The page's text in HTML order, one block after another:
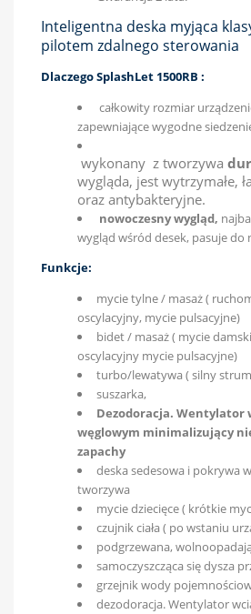
Inteligentna deska myjąca
pilotem zdalnego sterowania
Dlaczego SplashLet 1500RB :
całkowity rozmiar
zapewniające wygodne
wykonany z tworzywa
wygląda, jest wytrzymałe,
oraz antybakteryjne.
nowoczesny wygląd,
wygląd wśród desek, pasuje do
Funkcje:
mycie tylne / masaż (
oscylacyjny, mycie pulsacyjne)
bidet / masaż ( mycie
oscylacyjny mycie pulsacyjne)
turbo/lewatywa ( silny
suszarka,
Dezodoracja. Wentylator
węglowym minimalizujący
zapachy
deska sedesowa i pokrywa
tworzywa
mycie dziecięce ( krótkie
czujnik ciała ( po wstaniu
podgrzewana,
samoczyszcząca się dysza
grzejnik wody
dezodoracja. Wentylator